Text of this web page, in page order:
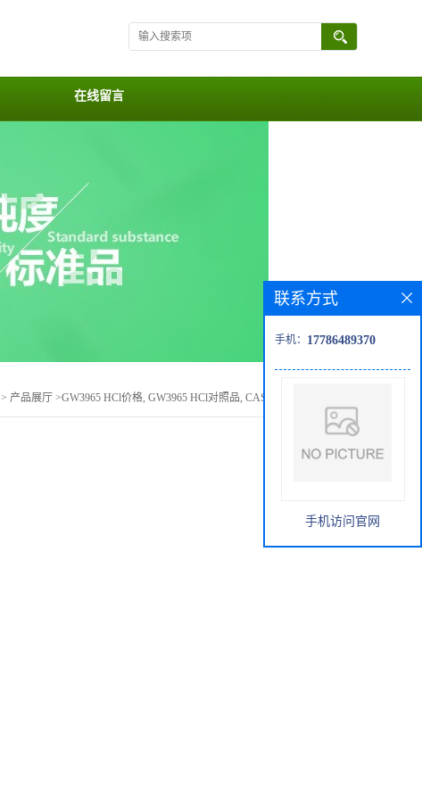
在线留言
> 产品展厅 >GW3965 HCl价格, GW3965 HCl对照品, CAS号:405911-17-3
联系方式
手机： 17786489370
手机访问官网